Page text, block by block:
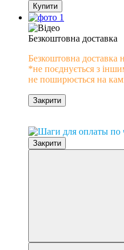
Купити
Безкоштовна доставка
Безкоштовна доставка
*не поєднується з
не поширюється на
Закрити
Закрити